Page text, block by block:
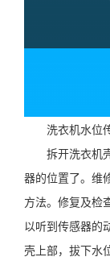
洗衣机水位
拆开洗衣机
器的位置了。维
方法。修复及检
以听到传感器的
壳上部，拔下水